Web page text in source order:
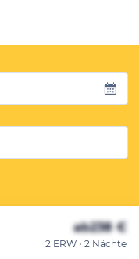
ab238 €
2 ERW • 2 Nächte